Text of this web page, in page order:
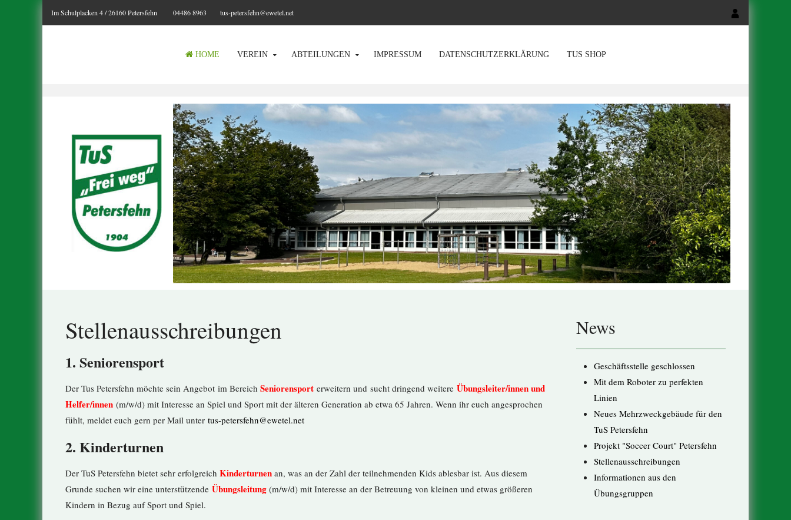
Im Schulplacken 4 / 26160 Petersfehn 04486 8963 tus-petersfehn@ewetel.net
HOME VEREIN ABTEILUNGEN IMPRESSUM DATENSCHUTZERKLÄRUNG TUS SHOP
Stellenausschreibungen
1. Seniorensport
Der Tus Petersfehn möchte sein Angebot im Bereich Seniorensport erweitern und sucht dringend weitere Übungsleiter/innen und
Helfer/innen (m/w/d) mit Interesse an Spiel und Sport mit der älteren Generation ab etwa 65 Jahren. Wenn ihr euch angesprochen
fühlt, meldet euch gern per Mail unter tus-petersfehn@ewetel.net
2. Kinderturnen
Der TuS Petersfehn bietet sehr erfolgreich Kinderturnen an, was an der Zahl der teilnehmenden Kids ablesbar ist. Aus diesem
Grunde suchen wir eine unterstützende Übungsleitung (m/w/d) mit Interesse an der Betreuung von kleinen und etwas größeren
Kindern in Bezug auf Sport und Spiel.
News
Geschäftsstelle geschlossen
Mit dem Roboter zu perfekten
Linien
Neues Mehrzweckgebäude für den
TuS Petersfehn
Projekt "Soccer Court" Petersfehn
Stellenausschreibungen
Informationen aus den
Übungsgruppen